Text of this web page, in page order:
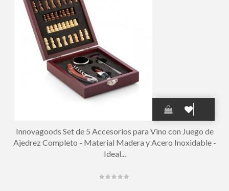
Innovagoods Set de 5 Accesorios para Vino con Juego de
Ajedrez Completo - Material Madera y Acero Inoxidable -
Ideal...